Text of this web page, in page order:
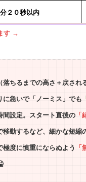
２０秒以内
す →
落ちるまでの高さ＋戻され
に急いで「ノーミス」でも
間設定。スタート直後の「
移動するなど、細かな短縮
極度に慎重にならぬよう 「